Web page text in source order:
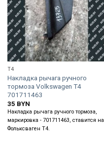
T4
Накладка рычага ручного
тормоза Volkswagen T4
701711463
35 BYN
Накладка рычага ручного тормоза,
маркировка - 701711463, ставится на
Фольксваген Т4.